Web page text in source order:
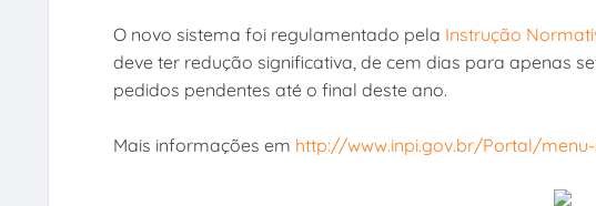
O novo sistema foi regulamentado pela Instrução
deve ter redução significativa, de cem dias para apenas
pedidos pendentes até o final deste ano.
Mais informações em http://www.inpi.gov.br/Portal/